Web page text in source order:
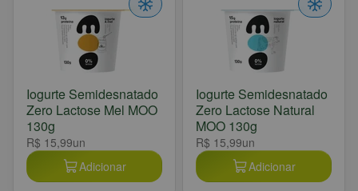
Iogurte Semidesnatado
Zero Lactose Mel MOO
130g
R$ 15,99un
Adicionar
Iogurte Semidesnatado
Zero Lactose Natural
MOO 130g
R$ 15,99un
Adicionar